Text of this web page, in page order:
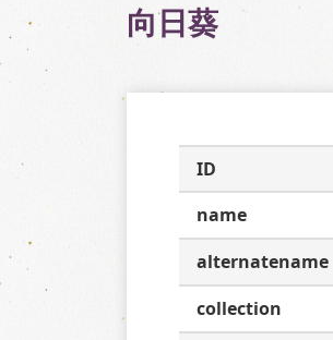
向日葵
ID
name
alternatename
collection